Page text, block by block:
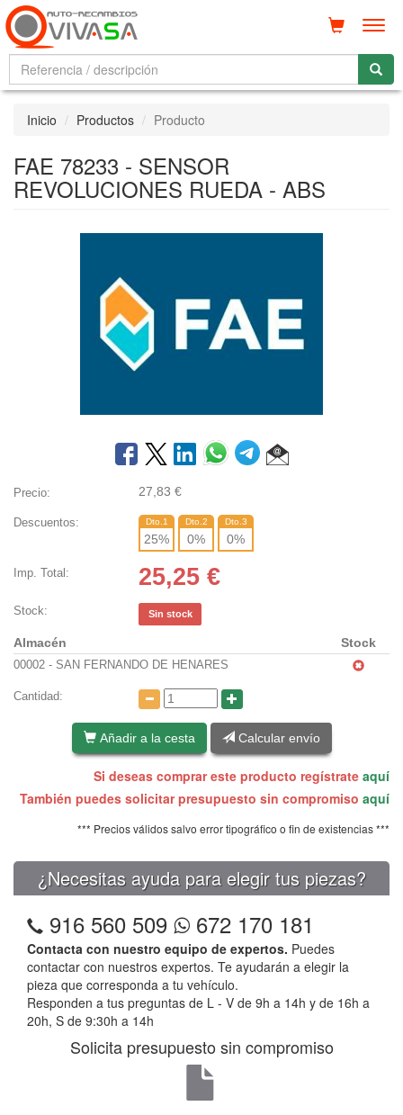
Inicio Productos Producto
FAE 78233 - SENSOR
REVOLUCIONES RUEDA - ABS
Precio: 27,83 €
Descuentos: Dto.1
25%
Dto.2
0%
Dto.3
0%
Imp. Total: 25,25 €
Stock: Sin stock
Almacén Stock
00002 - SAN FERNANDO DE HENARES
Cantidad:
Añadir a la cesta Calcular envío
Si deseas comprar este producto regístrate aquí
También puedes solicitar presupuesto sin compromiso aquí
*** Precios válidos salvo error tipográfico o fin de existencias ***
¿Necesitas ayuda para elegir tus piezas?
916 560 509 672 170 181
Contacta con nuestro equipo de expertos. Puedes
contactar con nuestros expertos. Te ayudarán a elegir la
pieza que corresponda a tu vehículo.
Responden a tus preguntas de L - V de 9h a 14h y de 16h a
20h, S de 9:30h a 14h
Solicita presupuesto sin compromiso